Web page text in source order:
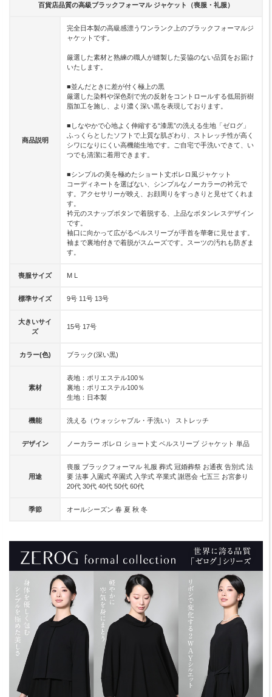
百貨店品質の高級ブラックフォーマル ジャケット（喪服・礼服）
商品説明
完全日本製の高級感漂うワンランク上のブラックフォーマルジ
ャケットです。
厳選した素材と熟練の職人が縫製した妥協のない品質をお届け
いたします。
■並んだときに差が付く極上の黒
厳選した染料や深色剤で光の反射をコントロールする低屈折樹
脂加工を施し、より濃く深い黒を表現しております。
■しなやかで心地よく伸縮する“漆黒”の洗える生地「ゼログ」
ふっくらとしたソフトで上質な肌ざわり、ストレッチ性が高く
シワになりにくい高機能生地です。ご自宅で手洗いできて、い
つでも清潔に着用できます。
■シンプルの美を極めたショート丈ボレロ風ジャケット
コーディネートを選ばない、シンプルなノーカラーの衿元で
す。アクセサリーが映え、お顔周りをすっきりと見せてくれま
す。
衿元のスナップボタンで着脱する、上品なボタンレスデザイン
です。
袖口に向かって広がるベルスリーブが手首を華奢に見せます。
袖まで裏地付きで着脱がスムーズです。スーツの汚れも防ぎま
す。
喪服サイズ M L
標準サイズ 9号 11号 13号
大きいサイ
ズ
15号 17号
カラー(色) ブラック(深い黒)
素材
表地：ポリエステル100％
裏地：ポリエステル100％
生地：日本製
機能 洗える（ウォッシャブル・手洗い） ストレッチ
デザイン ノーカラー ボレロ ショート丈 ベルスリーブ ジャケット 単品
用途
喪服 ブラックフォーマル 礼服 葬式 冠婚葬祭 お通夜 告別式 法
要 法事 入園式 卒園式 入学式 卒業式 謝恩会 七五三 お宮参り
20代 30代 40代 50代 60代
季節 オールシーズン 春 夏 秋 冬